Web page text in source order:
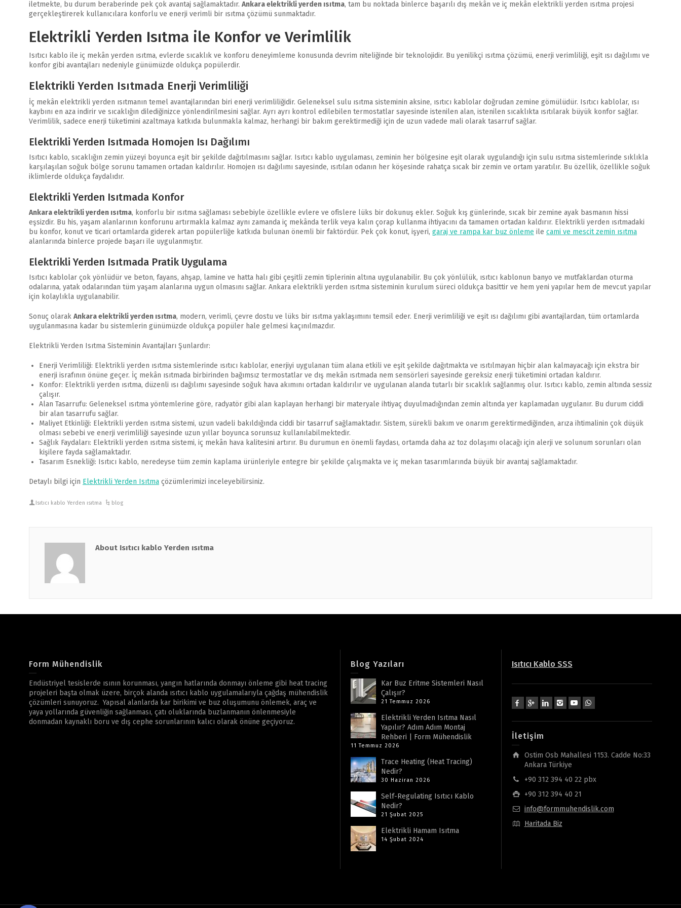
iletmekte, bu durum beraberinde pek çok avantaj sağlamaktadır. Ankara elektrikli yerden ısıtma, tam bu noktada binlerce başarılı dış mekân ve iç mekân elektrikli yerden ısıtma projesi
gerçekleştirerek kullanıcılara konforlu ve enerji verimli bir ısıtma çözümü sunmaktadır.
Elektrikli Yerden Isıtma ile Konfor ve Verimlilik
Isıtıcı kablo ile iç mekân yerden ısıtma, evlerde sıcaklık ve konforu deneyimleme konusunda devrim niteliğinde bir teknolojidir. Bu yenilikçi ısıtma çözümü, enerji verimliliği, eşit ısı dağılımı ve
konfor gibi avantajları nedeniyle günümüzde oldukça popülerdir.
Elektrikli Yerden Isıtmada Enerji Verimliliği
İç mekân elektrikli yerden ısıtmanın temel avantajlarından biri enerji verimliliğidir. Geleneksel sulu ısıtma sisteminin aksine, ısıtıcı kablolar doğrudan zemine gömülüdür. Isıtıcı kablolar, ısı
kaybını en aza indirir ve sıcaklığın dilediğinizce yönlendirilmesini sağlar. Ayrı ayrı kontrol edilebilen termostatlar sayesinde istenilen alan, istenilen sıcaklıkta ısıtılarak büyük konfor sağlar.
Verimlilik, sadece enerji tüketimini azaltmaya katkıda bulunmakla kalmaz, herhangi bir bakım gerektirmediği için de uzun vadede mali olarak tasarruf sağlar.
Elektrikli Yerden Isıtmada Homojen Isı Dağılımı
Isıtıcı kablo, sıcaklığın zemin yüzeyi boyunca eşit bir şekilde dağıtılmasını sağlar. Isıtıcı kablo uygulaması, zeminin her bölgesine eşit olarak uygulandığı için sulu ısıtma sistemlerinde sıklıkla
karşılaşılan soğuk bölge sorunu tamamen ortadan kaldırılır. Homojen ısı dağılımı sayesinde, ısıtılan odanın her köşesinde rahatça sıcak bir zemin ve ortam yaratılır. Bu özellik, özellikle soğuk
iklimlerde oldukça faydalıdır.
Elektrikli Yerden Isıtmada Konfor
Ankara elektrikli yerden ısıtma, konforlu bir ısıtma sağlaması sebebiyle özellikle evlere ve ofislere lüks bir dokunuş ekler. Soğuk kış günlerinde, sıcak bir zemine ayak basmanın hissi
eşsizdir. Bu his, yaşam alanlarının konforunu artırmakla kalmaz aynı zamanda iç mekânda terlik veya kalın çorap kullanma ihtiyacını da tamamen ortadan kaldırır. Elektrikli yerden ısıtmadaki
bu konfor, konut ve ticari ortamlarda giderek artan popülerliğe katkıda bulunan önemli bir faktördür. Pek çok konut, işyeri, garaj ve rampa kar buz önleme ile cami ve mescit zemin ısıtma
alanlarında binlerce projede başarı ile uygulanmıştır.
Elektrikli Yerden Isıtmada Pratik Uygulama
Isıtıcı kablolar çok yönlüdür ve beton, fayans, ahşap, lamine ve hatta halı gibi çeşitli zemin tiplerinin altına uygulanabilir. Bu çok yönlülük, ısıtıcı kablonun banyo ve mutfaklardan oturma
odalarına, yatak odalarından tüm yaşam alanlarına uygun olmasını sağlar. Ankara elektrikli yerden ısıtma sisteminin kurulum süreci oldukça basittir ve hem yeni yapılar hem de mevcut yapılar
için kolaylıkla uygulanabilir.
Sonuç olarak Ankara elektrikli yerden ısıtma, modern, verimli, çevre dostu ve lüks bir ısıtma yaklaşımını temsil eder. Enerji verimliliği ve eşit ısı dağılımı gibi avantajlardan, tüm ortamlarda
uygulanmasına kadar bu sistemlerin günümüzde oldukça popüler hale gelmesi kaçınılmazdır.
Elektrikli Yerden Isıtma Sisteminin Avantajları Şunlardır:
Enerji Verimliliği: Elektrikli yerden ısıtma sistemlerinde ısıtıcı kablolar, enerjiyi uygulanan tüm alana etkili ve eşit şekilde dağıtmakta ve ısıtılmayan hiçbir alan kalmayacağı için ekstra bir
enerji israfının önüne geçer. İç mekân ısıtmada birbirinden bağımsız termostatlar ve dış mekân ısıtmada nem sensörleri sayesinde gereksiz enerji tüketimini ortadan kaldırır.
Konfor: Elektrikli yerden ısıtma, düzenli ısı dağılımı sayesinde soğuk hava akımını ortadan kaldırılır ve uygulanan alanda tutarlı bir sıcaklık sağlanmış olur. Isıtıcı kablo, zemin altında sessiz
çalışır.
Alan Tasarrufu: Geleneksel ısıtma yöntemlerine göre, radyatör gibi alan kaplayan herhangi bir materyale ihtiyaç duyulmadığından zemin altında yer kaplamadan uygulanır. Bu durum ciddi
bir alan tasarrufu sağlar.
Maliyet Etkinliği: Elektrikli yerden ısıtma sistemi, uzun vadeli bakıldığında ciddi bir tasarruf sağlamaktadır. Sistem, sürekli bakım ve onarım gerektirmediğinden, arıza ihtimalinin çok düşük
olması sebebi ve enerji verimliliği sayesinde uzun yıllar boyunca sorunsuz kullanılabilmektedir.
Sağlık Faydaları: Elektrikli yerden ısıtma sistemi, iç mekân hava kalitesini artırır. Bu durumun en önemli faydası, ortamda daha az toz dolaşımı olacağı için alerji ve solunum sorunları olan
kişilere fayda sağlamaktadır.
Tasarım Esnekliği: Isıtıcı kablo, neredeyse tüm zemin kaplama ürünleriyle entegre bir şekilde çalışmakta ve iç mekan tasarımlarında büyük bir avantaj sağlamaktadır.
Detaylı bilgi için Elektrikli Yerden Isıtma çözümlerimizi inceleyebilirsiniz.
Isıtıcı kablo Yerden ısıtma blog
About Isıtıcı kablo Yerden ısıtma
Form Mühendislik
Endüstriyel tesislerde ısının korunması, yangın hatlarında donmayı önleme gibi heat tracing
projeleri başta olmak üzere, birçok alanda ısıtıcı kablo uygulamalarıyla çağdaş mühendislik
çözümleri sunuyoruz. Yapısal alanlarda kar birikimi ve buz oluşumunu önlemek, araç ve
yaya yollarında güvenliğin sağlanması, çatı oluklarında buzlanmanın önlenmesiyle
donmadan kaynaklı boru ve dış cephe sorunlarının kalıcı olarak önüne geçiyoruz.
Blog Yazıları
Kar Buz Eritme Sistemleri Nasıl
Çalışır?
21 Temmuz 2026
Elektrikli Yerden Isıtma Nasıl
Yapılır? Adım Adım Montaj
Rehberi | Form Mühendislik
11 Temmuz 2026
Trace Heating (Heat Tracing)
Nedir?
30 Haziran 2026
Self-Regulating Isıtıcı Kablo
Nedir?
21 Şubat 2025
Elektrikli Hamam Isıtma
14 Şubat 2024
Isıtıcı Kablo SSS
İletişim
Ostim Osb Mahallesi 1153. Cadde No:33
Ankara Türkiye
+90 312 394 40 22 pbx
+90 312 394 40 21
info@formmuhendislik.com
Haritada Biz